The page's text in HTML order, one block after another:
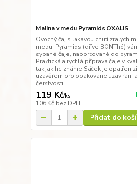
Malina v medu Pyramids OXALIS
Ovocný čaj s lákavou chutí zralých
medu. Pyramids (dříve BONThé)
sypané čaje, naporcované do
Praktická a rychlá příprava čaje v
tak jak ho známe.Sáček je opatřen
uzávěrem pro opakované uzavírání
čerstvosti...
119 Kč/ks
106 Kč bez DPH
Přidat do